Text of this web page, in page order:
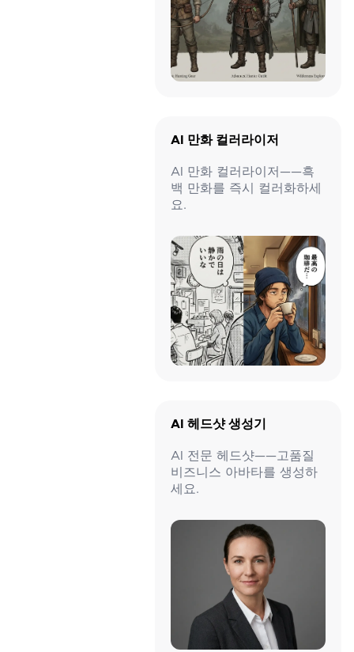
AI 만화 컬러라이저
AI 만화 컬러라이저——흑
백 만화를 즉시 컬러화하세
요.
AI 헤드샷 생성기
AI 전문 헤드샷——고품질
비즈니스 아바타를 생성하
세요.